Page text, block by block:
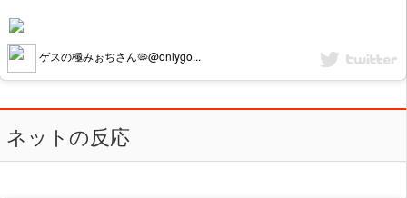
ゲスの極みぉぢさん🦠@onlygo...
ネットの反応